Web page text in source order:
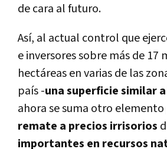
de cara al futuro.
Así, al actual control que
e inversores sobre más de 17
hectáreas en varias de las
país -una superficie similar
ahora se suma otro
remate a precios irrisorios
importantes en recursos